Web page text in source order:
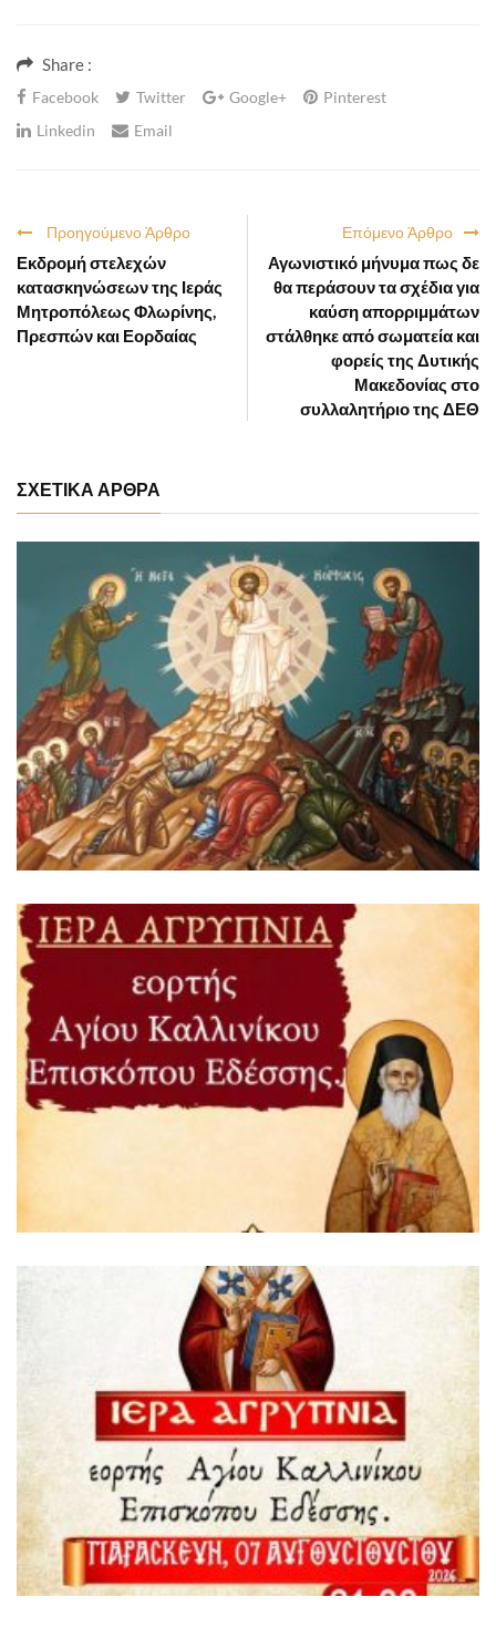
Share :
Facebook Twitter Google+
Pinterest
Linkedin
Email
Επόμενο Άρθρο
Αγωνιστικό μήνυμα πως δε
θα περάσουν τα σχέδια για
καύση απορριμμάτων
στάλθηκε από σωματεία και
φορείς της Δυτικής
Μακεδονίας στο
συλλαλητήριο της ΔΕΘ
Προηγούμενο Άρθρο
Εκδρομή στελεχών
κατασκηνώσεων της Ιεράς
Μητροπόλεως Φλωρίνης,
Πρεσπών και Εορδαίας
ΣΧΕΤΙΚΑ ΑΡΘΡΑ